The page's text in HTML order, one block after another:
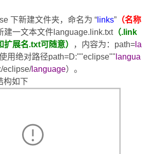
下新建文件夹，命名为 “ links” （名称
建一文本文件 language.link.txt（.link
扩展名.txt可随意） ，内容为： path= la
用绝对路径path=D:""eclipse"" langua
eclipse/language）。
构如下